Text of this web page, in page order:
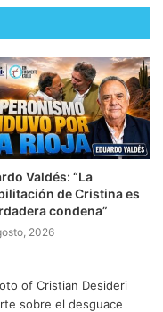
Valdés: “La
de Cristina es
condena”
2026